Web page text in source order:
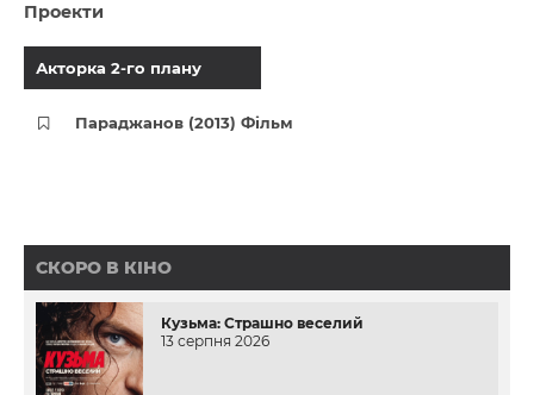
Проекти
Акторка 2-го плану
Параджанов (2013) Фільм
СКОРО В КІНО
Кузьма: Страшно веселий
13 серпня 2026